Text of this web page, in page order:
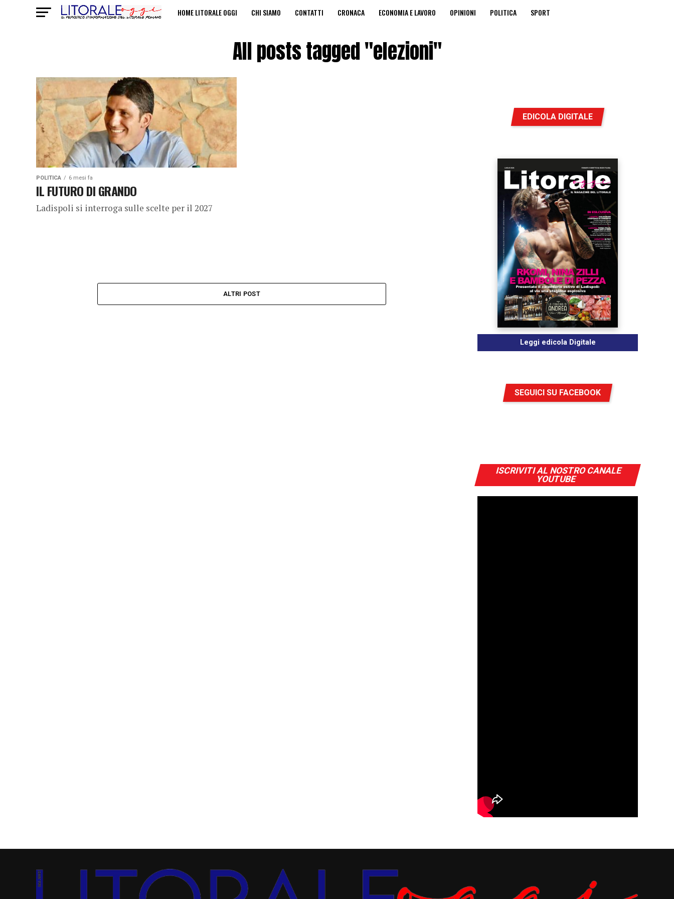
HOME LITORALE OGGI CHI SIAMO CONTATTI CRONACA ECONOMIA E LAVORO OPINIONI POLITICA SPORT
All posts tagged "elezioni"
POLITICA 6 mesi fa
IL FUTURO DI GRANDO
Ladispoli si interroga sulle scelte per il 2027
ALTRI POST
EDICOLA DIGITALE
Leggi edicola Digitale
SEGUICI SU FACEBOOK
ISCRIVITI AL NOSTRO CANALE
YOUTUBE